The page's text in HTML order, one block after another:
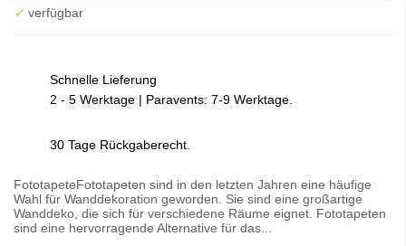
✓ verfügbar
Schnelle Lieferung
2 - 5 Werktage | Paravents: 7-9 Werktage.
30 Tage Rückgaberecht.
FototapeteFototapeten sind in den letzten Jahren eine häufige
Wahl für Wanddekoration geworden. Sie sind eine großartige
Wanddeko, die sich für verschiedene Räume eignet. Fototapeten
sind eine hervorragende Alternative für das...